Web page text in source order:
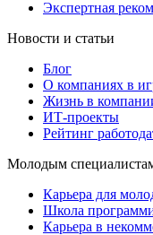
Экспертная
Новости и статьи
Блог
О компаниях в
Жизнь в
ИТ-проекты
Рейтинг
Молодым
Карьера для
Школа
Карьера в